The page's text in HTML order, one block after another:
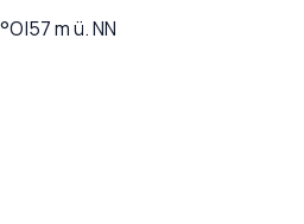
°O|57m ü. NN